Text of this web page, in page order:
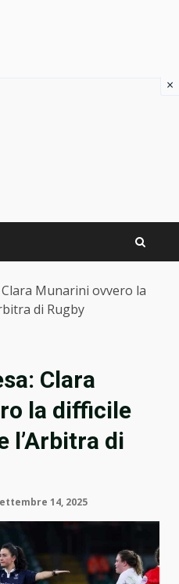
Clara Munarini ovvero la
di Rugby
Clara
la difficile
l’Arbitra di
14, 2025
×